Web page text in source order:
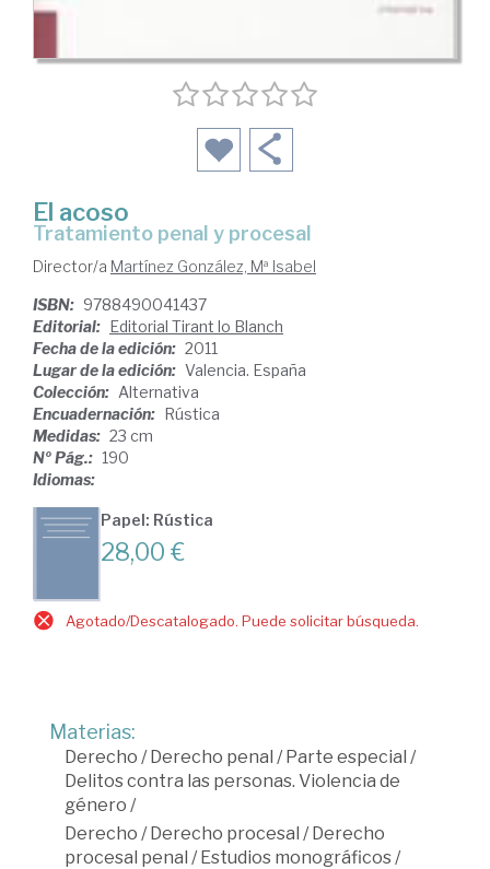
El acoso
tratamiento penal y procesal
Director/a Martínez González, Mª Isabel
ISBN: 9788490041437
Editorial: Editorial Tirant lo Blanch
Fecha de la edición: 2011
Lugar de la edición: Valencia. España
Colección: Alternativa
Encuadernación: Rústica
Medidas: 23 cm
Nº Pág.: 190
Idiomas:
Papel: Rústica
28,00 €
Agotado/Descatalogado. Puede solicitar búsqueda.
Materias:
Derecho /Derecho penal /Parte especial /
Delitos contra las personas. Violencia de
género /
Derecho /Derecho procesal /Derecho
procesal penal /Estudios monográficos /